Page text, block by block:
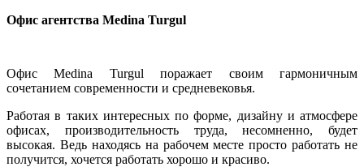
Офис агентства Medina Turgul
Офис Medina Turgul поражает своим гармоничным
сочетанием современности и средневековья.
Работая в таких интересных по форме, дизайну и атмосфере
офисах, производительность труда, несомненно, будет
высокая. Ведь находясь на рабочем месте просто работать не
получится, хочется работать хорошо и красиво.